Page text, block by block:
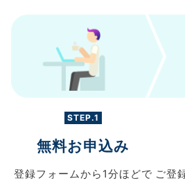
STEP.1
無料お申込み
登録フォームから 1分ほどで ご登